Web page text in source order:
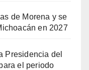
de Morena y se
en 2027
Presidencia del
el periodo